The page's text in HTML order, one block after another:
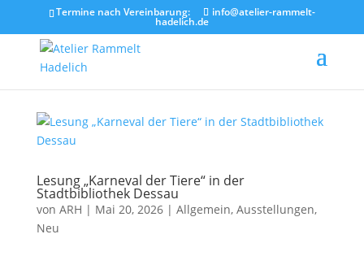
Termine nach Vereinbarung: info@atelier-rammelt-
hadelich.de
Lesung „Karneval der Tiere“ in der
Stadtbibliothek Dessau
von ARH | Mai 20, 2026| Allgemein, Ausstellungen,
Neu